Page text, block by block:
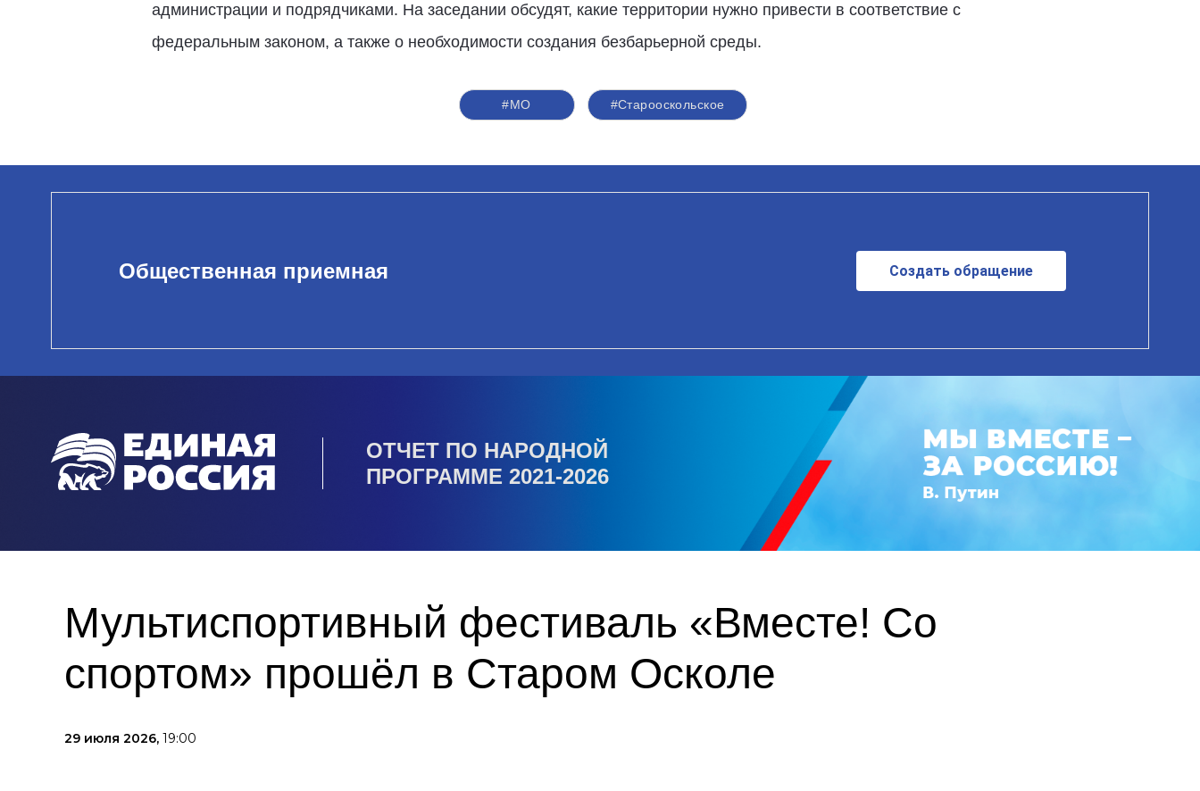
администрации и подрядчиками. На заседании обсудят, какие территории нужно привести в соответствие с
федеральным законом, а также о необходимости создания безбарьерной среды.
#МО #Старооскольское
Общественная приемная Создать обращение
ОТЧЕТ ПО НАРОДНОЙ
ПРОГРАММЕ 2021-2026
Мультиспортивный фестиваль «Вместе! Со
спортом» прошёл в Старом Осколе
29 июля 2026, 19:00